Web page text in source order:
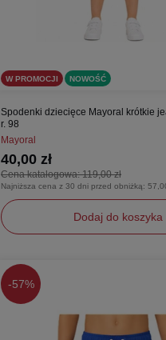
W PROMOCJI NOWOŚĆ
Spodenki dziecięce Mayoral krótkie
r. 98
Mayoral
Cena katalogowa:119,00 zł
40,00 zł
Najniższa cena z 30 dni przed obniżką:
Dodaj do koszyka
98
-57%